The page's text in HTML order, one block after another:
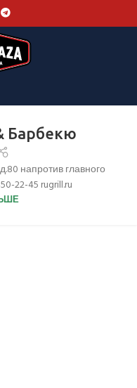
Барбекю
напротив главного
22-45 rugrill.ru